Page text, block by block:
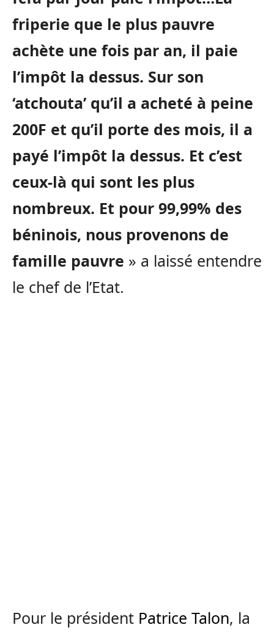
friperie que le plus pauvre
achète une fois par an, il paie
l’impôt la dessus. Sur son
‘atchouta’ qu’il a acheté à peine
200F et qu’il porte des mois, il a
payé l’impôt la dessus. Et c’est
ceux-là qui sont les plus
nombreux. Et pour 99,99% des
béninois, nous provenons de
famille pauvre » a laissé entendre
le chef de l’Etat.
Pour le président Patrice Talon, la